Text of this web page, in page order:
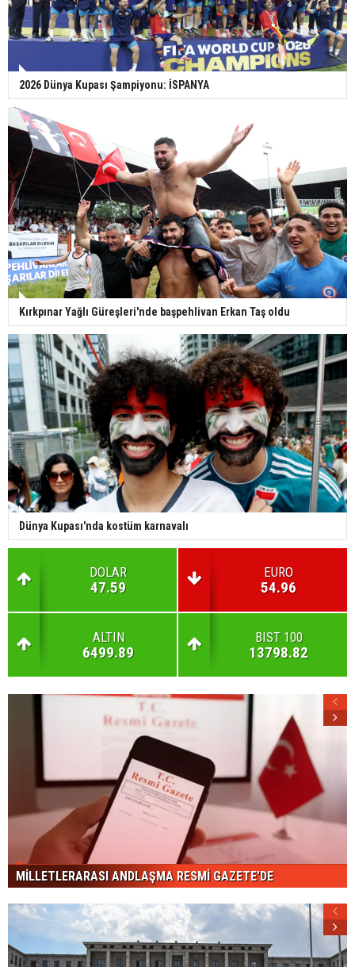
2026 Dünya Kupası Şampiyonu: İSPANYA
Kırkpınar Yağlı Güreşleri'nde başpehlivan Erkan Taş oldu
Dünya Kupası'nda kostüm karnavalı
DOLAR
47.59
EURO
54.96
ALTIN
6499.89
BIST 100
13798.82
MİLLETLERARASI ANDLAŞMA RESMİ GAZETE'DE